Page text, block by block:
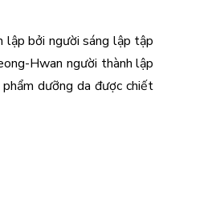
lập bởi người sáng lập tập
Hwan người thành lập
dưỡng da được chiết